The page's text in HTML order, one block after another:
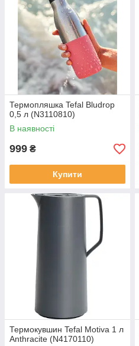
Термопляшка Tefal Bludrop
0,5 л (N3110810)
В наявності
999 ₴
Купити
Термокувшин Tefal Motiva 1 л
Anthracite (N4170110)